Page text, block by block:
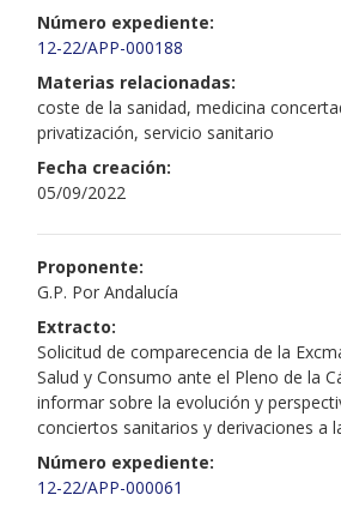
Número expediente:
12-22/APP-000188
Materias relacionadas:
coste de la sanidad, medicina
privatización, servicio sanitario
Fecha creación:
05/09/2022
Proponente:
G.P. Por Andalucía
Extracto:
Solicitud de comparecencia de la
Salud y Consumo ante el Pleno de la
informar sobre la evolución y
conciertos sanitarios y derivaciones a
Número expediente:
12-22/APP-000061